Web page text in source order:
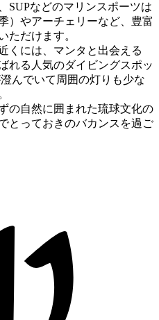
SUPなどのマリンスポーツは
）やアーチェリーなど、豊富
ただけます。
くには、マンタと出会える
れる人気のダイビングスポッ
んでいて周囲の灯りも少な
の自然に囲まれた琉球文化の
とっておきのバカンスを過ご